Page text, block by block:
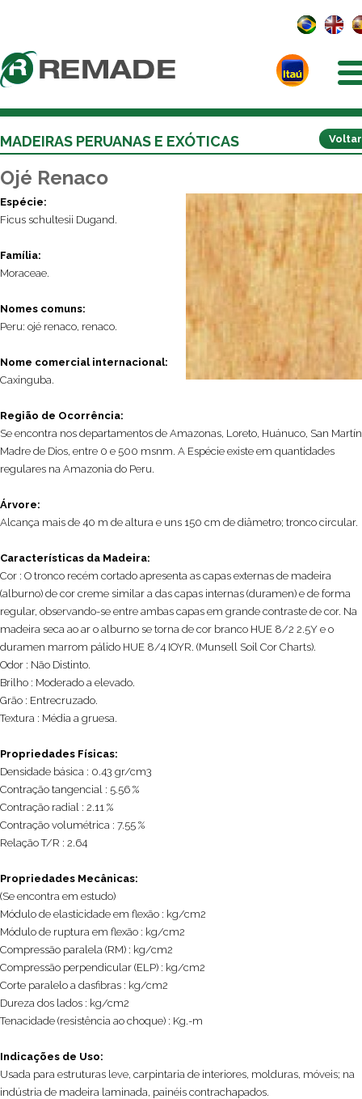
Voltar
MADEIRAS PERUANAS E EXÓTICAS
Ojé Renaco
Espécie:
Ficus schultesii Dugand.
Família:
Moraceae.
Nomes comuns:
Peru: ojé renaco, renaco.
Nome comercial internacional:
Caxinguba.
Região de Ocorrência:
Se encontra nos departamentos de Amazonas, Loreto, Huánuco, San
Madre de Dios, entre 0 e 500 msnm. A Espécie existe em quantidades
regulares na Amazonia do Peru.
Árvore:
Alcança mais de 40 m de altura e uns 150 cm de diâmetro; tronco circular.
Características da Madeira:
Cor : O tronco recém cortado apresenta as capas externas de madeira
(alburno) de cor creme similar a das capas internas (duramen) e de forma
regular, observando-se entre ambas capas em grande contraste de cor. Na
madeira seca ao ar o alburno se torna de cor branco HUE 8/2 2.5Y e o
duramen marrom pálido HUE 8/4 IOYR. (Munsell Soil Cor Charts).
Odor : Não Distinto.
Brilho : Moderado a elevado.
Grão : Entrecruzado.
Textura : Média a gruesa.
Propriedades Físicas:
Densidade básica : 0.43 gr/cm3
Contração tangencial : 5.56 %
Contração radial : 2.11 %
Contração volumétrica : 7.55 %
Relação T/R : 2.64
Propriedades Mecânicas:
(Se encontra em estudo)
Módulo de elasticidade em flexão : kg/cm2
Módulo de ruptura em flexão : kg/cm2
Compressão paralela (RM) : kg/cm2
Compressão perpendicular (ELP) : kg/cm2
Corte paralelo a dasfibras : kg/cm2
Dureza dos lados : kg/cm2
Tenacidade (resistência ao choque) : Kg.-m
Indicações de Uso:
Usada para estruturas leve, carpintaria de interiores, molduras, móveis; na
indústria de madeira laminada, painéis contrachapados.